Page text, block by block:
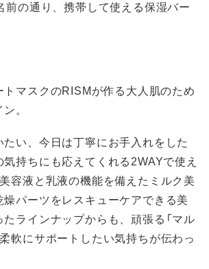
前の通り、携帯して使える保湿バー
マスクのRISMが作る大人肌のため
。
い、今日は丁寧にお手入れをした
持ちにも応えてくれる2WAYで使え
容液と乳液の機能を備えたミルク美
パーツをレスキューケアできる美
ラインナップからも、頑張る「マル
軟にサポートしたい気持ちが伝わっ